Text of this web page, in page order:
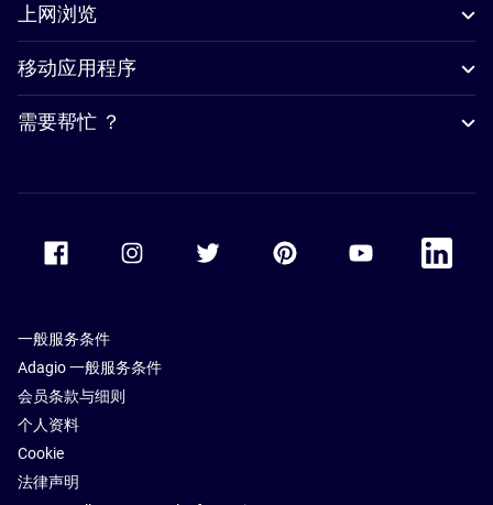
上网浏览
移动应用程序
需要帮忙 ？
Accor Facebook Accor TwitterAccor PinterestAccor Youtube
Accor
一般服务条件
Adagio 一般服务条件
会员条款与细则
个人资料
Cookie
法律声明